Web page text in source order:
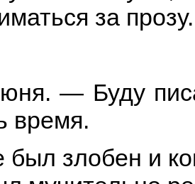
за прозу.
— Буду
время.
был злобен и